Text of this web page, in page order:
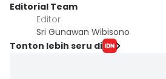
Editorial Team
Editor
Sri Gunawan Wibisono
Tonton lebih seru di